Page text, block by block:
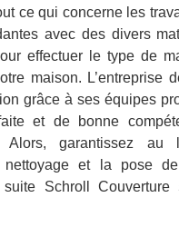
ce qui concerne les
avec des divers
effectuer le type de
maison. L’entreprise
grâce à ses équipes
et de bonne
Alors, garantissez au
et la pose
Schroll